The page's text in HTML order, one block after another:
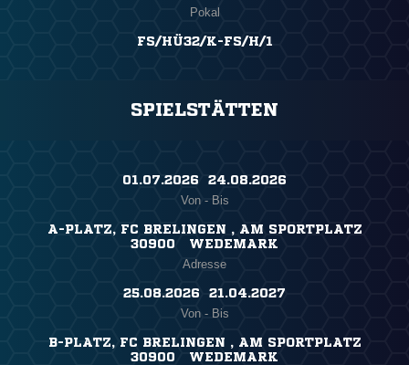
Pokal
FS/HÜ32/K-FS/H/1
SPIELSTÄTTEN
01.07.2026 ​ 24.08.2026
Von - Bis
A-PLATZ, FC BRELINGEN , AM SPORTPLATZ
30900 WEDEMARK
Adresse
25.08.2026 ​ 21.04.2027
Von - Bis
B-PLATZ, FC BRELINGEN , AM SPORTPLATZ
30900 WEDEMARK